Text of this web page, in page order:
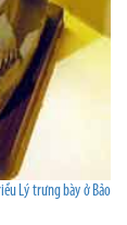
Lý trưng bày ở Bảo